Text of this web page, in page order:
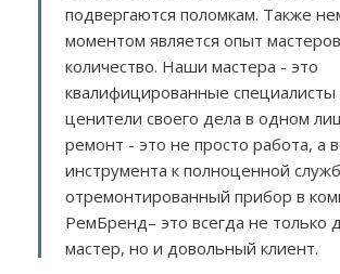
подвергаются поломкам. Также
моментом является опыт
количество. Наши мастера - это
квалифицированные
ценители своего дела в одном
ремонт - это не просто работа, а
инструмента к полноценной
отремонтированный прибор в
РемБренд– это всегда не только
мастер, но и довольный клиент.